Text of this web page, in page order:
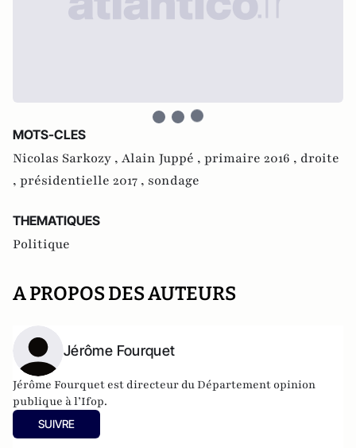
MOTS-CLES
Nicolas Sarkozy , Alain Juppé , primaire 2016 , droite
, présidentielle 2017 , sondage
THEMATIQUES
Politique
A PROPOS DES AUTEURS
Jérôme Fourquet
Jérôme Fourquet est directeur du Département opinion
publique à l’Ifop.
SUIVRE